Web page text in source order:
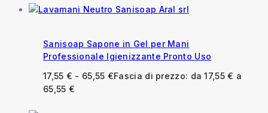
Sanisoap Sapone in Gel per Mani
Professionale Igienizzante Pronto Uso
17,55 € - 65,55 €Fascia di prezzo: da 17,55 € a
65,55 €